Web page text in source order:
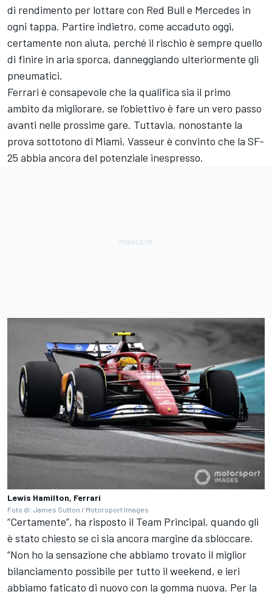
di rendimento per lottare con Red Bull e Mercedes in
ogni tappa. Partire indietro, come accaduto oggi,
certamente non aiuta, perché il rischio è sempre quello
di finire in aria sporca, danneggiando ulteriormente gli
pneumatici.
Ferrari è consapevole che la qualifica sia il primo
ambito da migliorare, se l’obiettivo è fare un vero passo
avanti nelle prossime gare. Tuttavia, nonostante la
prova sottotono di Miami, Vasseur è convinto che la SF-
25 abbia ancora del potenziale inespresso.
Lewis Hamilton, Ferrari
Foto di: James Sutton / Motorsport Images
“Certamente”, ha risposto il Team Principal, quando gli
è stato chiesto se ci sia ancora margine da sbloccare.
“Non ho la sensazione che abbiamo trovato il miglior
bilanciamento possibile per tutto il weekend, e ieri
abbiamo faticato di nuovo con la gomma nuova. Per la